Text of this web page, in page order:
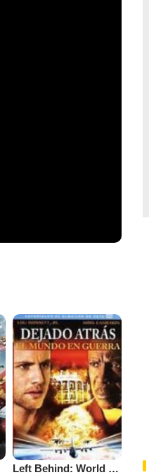
Left Behind: World at War